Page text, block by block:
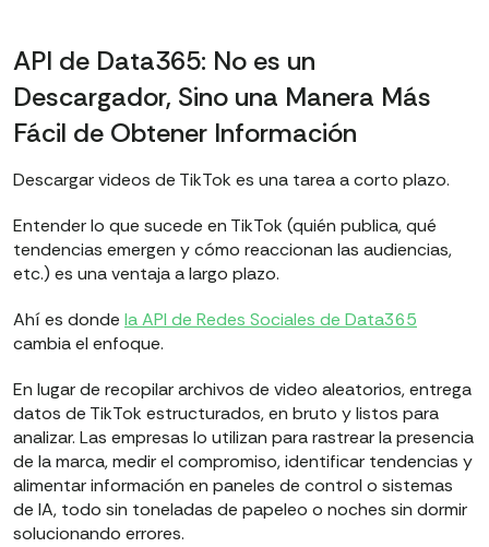
API de Data365: No es un
Descargador, Sino una Manera Más
Fácil de Obtener Información
Descargar videos de TikTok es una tarea a corto plazo.
Entender lo que sucede en TikTok (quién publica, qué
tendencias emergen y cómo reaccionan las audiencias,
etc.) es una ventaja a largo plazo.
Ahí es donde la API de Redes Sociales de Data365
cambia el enfoque.
En lugar de recopilar archivos de video aleatorios, entrega
datos de TikTok estructurados, en bruto y listos para
analizar. Las empresas lo utilizan para rastrear la presencia
de la marca, medir el compromiso, identificar tendencias y
alimentar información en paneles de control o sistemas
de IA, todo sin toneladas de papeleo o noches sin dormir
solucionando errores.